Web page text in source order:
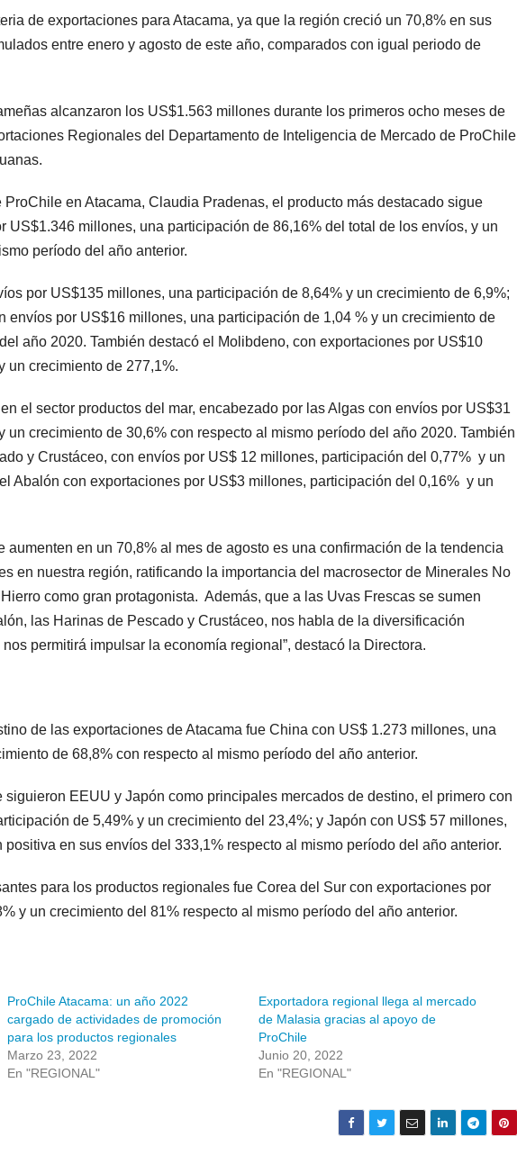
de exportaciones para Atacama, ya que la región creció un 70,8% en sus
entre enero y agosto de este año, comparados con igual periodo de
alcanzaron los US$1.563 millones durante los primeros ocho meses de
Regionales del Departamento de Inteligencia de Mercado de ProChile
en Atacama, Claudia Pradenas, el producto más destacado sigue
US$1.346 millones, una participación de 86,16% del total de los envíos, y un
período del año anterior.
por US$135 millones, una participación de 8,64% y un crecimiento de 6,9%;
envíos por US$16 millones, una participación de 1,04 % y un crecimiento de
año 2020. También destacó el Molibdeno, con exportaciones por US$10
un crecimiento de 277,1%.
el sector productos del mar, encabezado por las Algas con envíos por US$31
un crecimiento de 30,6% con respecto al mismo período del año 2020. También
y Crustáceo, con envíos por US$ 12 millones, participación del 0,77% y un
Abalón con exportaciones por US$3 millones, participación del 0,16% y un
aumenten en un 70,8% al mes de agosto es una confirmación de la tendencia
en nuestra región, ratificando la importancia del macrosector de Minerales No
como gran protagonista. Además, que a las Uvas Frescas se sumen
las Harinas de Pescado y Crustáceo, nos habla de la diversificación
permitirá impulsar la economía regional”, destacó la Directora.
de las exportaciones de Atacama fue China con US$ 1.273 millones, una
de 68,8% con respecto al mismo período del año anterior.
EEUU y Japón como principales mercados de destino, el primero con
de 5,49% y un crecimiento del 23,4%; y Japón con US$ 57 millones,
en sus envíos del 333,1% respecto al mismo período del año anterior.
para los productos regionales fue Corea del Sur con exportaciones por
y un crecimiento del 81% respecto al mismo período del año anterior.
ProChile Atacama: un año 2022
cargado de actividades de promoción
para los productos regionales
Marzo 23, 2022
En "REGIONAL"
Exportadora regional llega al mercado
de Malasia gracias al apoyo de
ProChile
Junio 20, 2022
En "REGIONAL"